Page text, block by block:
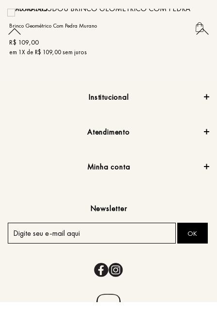
Brinco Geométrico Com Pedra Murano
R$ 109,00
em 1X de R$ 109,00sem juros
Institucional
Atendimento
Minha conta
Newsletter
OK